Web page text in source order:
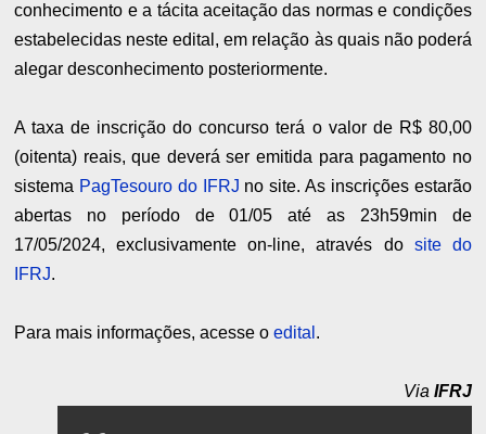
conhecimento e a tácita aceitação das normas e condições
estabelecidas neste edital, em relação às quais não poderá
alegar desconhecimento posteriormente.
A taxa de inscrição do concurso terá o valor de R$ 80,00
(oitenta) reais, que deverá ser emitida para pagamento no
sistema PagTesouro do IFRJ no site. As inscrições estarão
abertas no período de 01/05 até as 23h59min de
17/05/2024, exclusivamente on-line, através do site do
IFRJ.
Para mais informações, acesse oedital .
Via IFRJ